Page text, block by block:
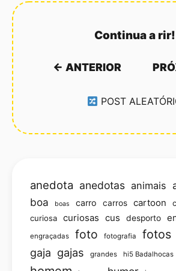
Continua a rir!
← ANTERIOR
POST
anedota anedotas animais
boa boas carro carros cartoon
curiosa curiosas cus desporto
engraçadas foto fotografia fotos
gaja gajas grandes hi5 Badalhocas